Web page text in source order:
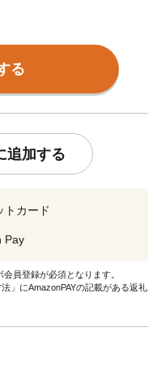
る
追加する
トカード
Pay
員登録が必須となります。
」にAmazonPAYの記載がある返礼